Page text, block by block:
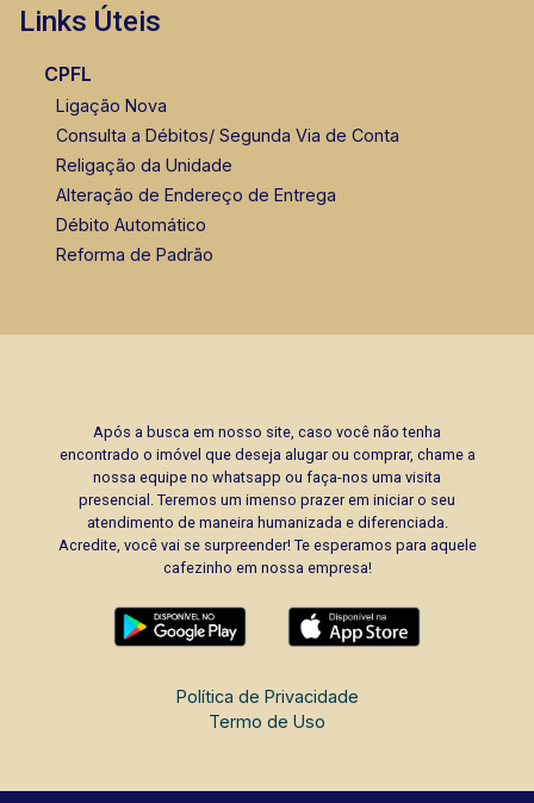
Links Úteis
CPFL
Ligação Nova
Consulta a Débitos/ Segunda Via de Conta
Religação da Unidade
Alteração de Endereço de Entrega
Débito Automático
Reforma de Padrão
Após a busca em nosso site, caso você não tenha
encontrado o imóvel que deseja alugar ou comprar, chame a
nossa equipe no whatsapp ou faça-nos uma visita
presencial. Teremos um imenso prazer em iniciar o seu
atendimento de maneira humanizada e diferenciada.
Acredite, você vai se surpreender! Te esperamos para aquele
cafezinho em nossa empresa!
Política de Privacidade
Termo de Uso